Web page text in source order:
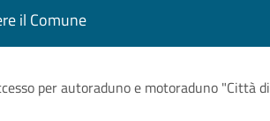
il Comune
per autoraduno e motoraduno "Città